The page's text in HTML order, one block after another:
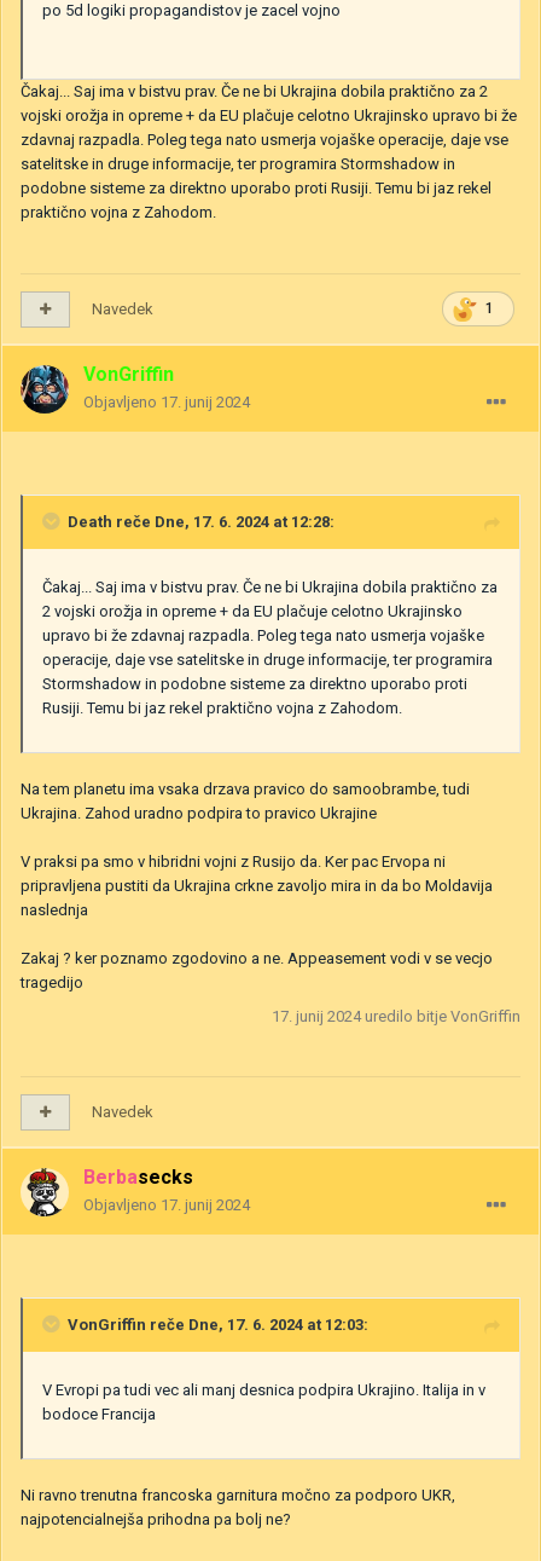
po 5d logiki propagandistov je zacel vojno
Čakaj... Saj ima v bistvu prav. Če ne bi Ukrajina dobila praktično za 2
vojski orožja in opreme + da EU plačuje celotno Ukrajinsko upravo bi že
zdavnaj razpadla. Poleg tega nato usmerja vojaške operacije, daje vse
satelitske in druge informacije, ter programira Stormshadow in
podobne sisteme za direktno uporabo proti Rusiji. Temu bi jaz rekel
praktično vojna z Zahodom.
1
Navedek
VonGriffin
Objavljeno 17. junij 2024
Death reče Dne, 17. 6. 2024 at 12:28:
Čakaj... Saj ima v bistvu prav. Če ne bi Ukrajina dobila praktično za
2 vojski orožja in opreme + da EU plačuje celotno Ukrajinsko
upravo bi že zdavnaj razpadla. Poleg tega nato usmerja vojaške
operacije, daje vse satelitske in druge informacije, ter programira
Stormshadow in podobne sisteme za direktno uporabo proti
Rusiji. Temu bi jaz rekel praktično vojna z Zahodom.
Na tem planetu ima vsaka drzava pravico do samoobrambe, tudi
Ukrajina. Zahod uradno podpira to pravico Ukrajine
V praksi pa smo v hibridni vojni z Rusijo da. Ker pac Ervopa ni
pripravljena pustiti da Ukrajina crkne zavoljo mira in da bo Moldavija
naslednja
Zakaj ? ker poznamo zgodovino a ne. Appeasement vodi v se vecjo
tragedijo
17. junij 2024uredilo bitje VonGriffin
Navedek
Berbasecks
Objavljeno 17. junij 2024
VonGriffin reče Dne, 17. 6. 2024 at 12:03:
V Evropi pa tudi vec ali manj desnica podpira Ukrajino. Italija in v
bodoce Francija
Ni ravno trenutna francoska garnitura močno za podporo UKR,
najpotencialnejša prihodna pa bolj ne?